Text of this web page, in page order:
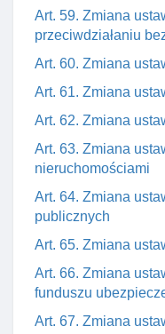
Art. 59. Zmiana
przeciwdziałaniu
Art. 60. Zmiana
Art. 61. Zmiana
Art. 62. Zmiana
Art. 63. Zmiana
nieruchomościami
Art. 64. Zmiana
publicznych
Art. 65. Zmiana
Art. 66. Zmiana
funduszu
Art. 67. Zmiana